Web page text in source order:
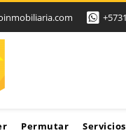
Permutar Servicios